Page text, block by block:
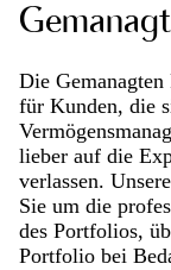
Die
für Kunden, die
lieber auf die
verlassen.
Sie um die
des Portfolios,
Portfolio bei